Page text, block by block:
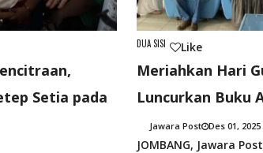
Setia pada
DUA SISI Like
Meriahkan Hari
Luncurkan Buku
Jawara Post Des 01, 2025
JOMBANG, Jawara